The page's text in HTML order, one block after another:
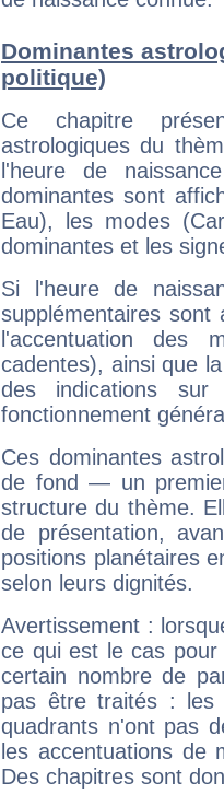
Dominantes
politique)
Ce chapitre
astrologiques du
l'heure de
dominantes sont
Eau), les modes
dominantes et les
Si l'heure de
supplémentaires sont
l'accentuation des
cadentes), ainsi que
des indications sur
fonctionnement
Ces dominantes
de fond — un
structure du thème.
de présentation,
positions planétaires
selon leurs dignités.
Avertissement :
ce qui est le cas
certain nombre de
pas être traités : les
quadrants n'ont pas
les accentuations de
Des chapitres sont